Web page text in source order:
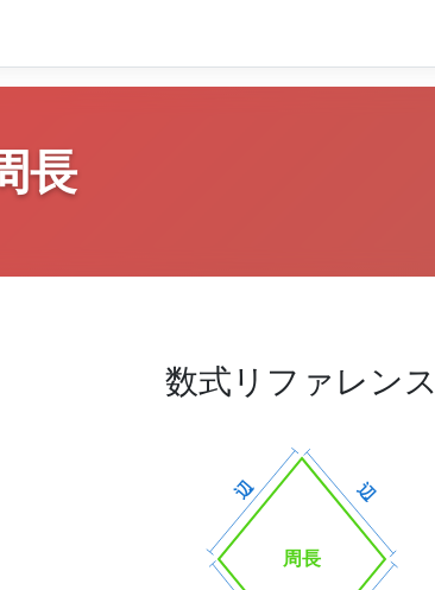
長
数式リファレンス
周長
辺 辺